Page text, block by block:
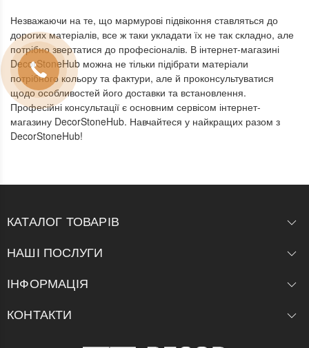
Незважаючи на те, що мармурові підвіконня ставляться до
дорогих матеріалів, все ж таки укладати їх не так складно, але
потрібно звертатися до професіоналів. В інтернет-магазині
DecorStoneHub можна не тільки підібрати матеріали
потрібного кольору та фактури, але й проконсультуватися
щодо особливостей його доставки та встановлення.
Професійні консультації є основним сервісом інтернет-
магазину DecorStoneHub. Навчайтеся у найкращих разом з
DecorStoneHub!
КАТАЛОГ ТОВАРІВ
НАШІ ПОСЛУГИ
ІНФОРМАЦІЯ
КОНТАКТИ